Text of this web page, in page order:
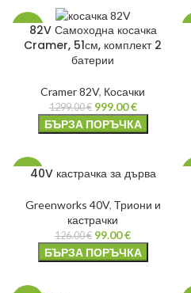
-23%82V Самоходна косачка
Cramer, 51см, комплект 2
батерии
Cramer 82V, Косачки
1299.00€ 999.00€
БЪРЗА ПОРЪЧКА
-21%40V кастрачка за дърва
Greenworks 40V, Триони и
кастрачки
126.00€ 99.00€
БЪРЗА ПОРЪЧКА